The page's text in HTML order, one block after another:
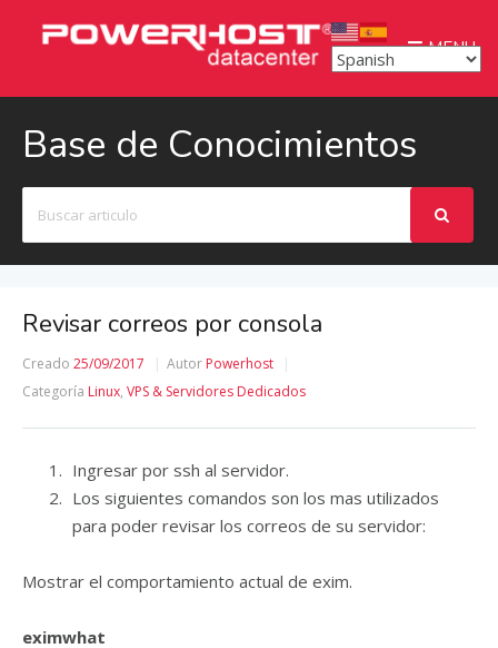
MENU
Base de Conocimientos
Revisar correos por consola
Creado 25/09/2017 Autor Powerhost
Categoría Linux, VPS & Servidores Dedicados
Ingresar por ssh al servidor.
Los siguientes comandos son los mas utilizados
para poder revisar los correos de su servidor:
Mostrar el comportamiento actual de exim.
eximwhat